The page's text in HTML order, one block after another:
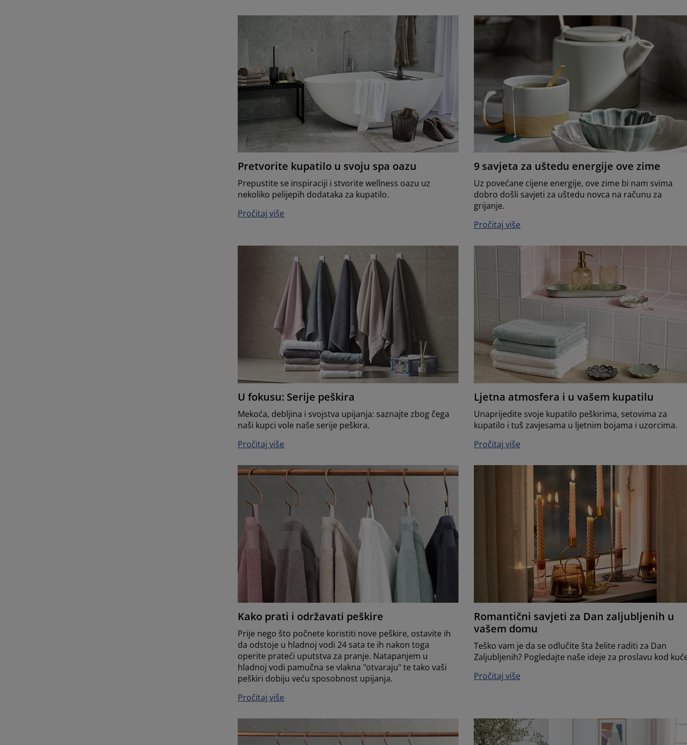
Pretvorite kupatilo u svoju spa oazu
Prepustite se inspiraciji i stvorite wellness oazu uz
nekoliko pelijepih dodataka za kupatilo.
Pročitaj više
9 savjeta za uštedu energije ove zime
Uz povećane cijene energije, ove zime bi nam svima
dobro došli savjeti za uštedu novca na računu za
grijanje.
Pročitaj više
U fokusu: Serije peškira
Mekoća, debljina i svojstva upijanja: saznajte zbog čega
naši kupci vole naše serije peškira.
Pročitaj više
Ljetna atmosfera i u vašem kupatilu
Unaprijedite svoje kupatilo peškirima, setovima za
kupatilo i tuš zavjesama u ljetnim bojama i uzorcima.
Pročitaj više
Kako prati i održavati peškire
Prije nego što počnete koristiti nove peškire, ostavite ih
da odstoje u hladnoj vodi 24 sata te ih nakon toga
operite prateći uputstva za pranje. Natapanjem u
hladnoj vodi pamučna se vlakna "otvaraju" te tako vaši
peškiri dobiju veću sposobnost upijanja.
Pročitaj više
Romantični savjeti za Dan zaljubljenih u
vašem domu
Teško vam je da se odlučite šta želite raditi za Dan
Zaljubljenih? Pogledajte naše ideje za proslavu kod
Pročitaj više